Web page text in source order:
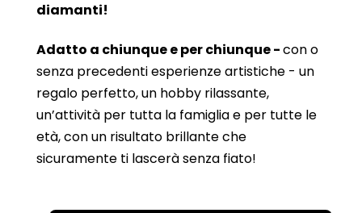
diamanti!
Adatto a chiunque e per chiunque -con o
senza precedenti esperienze artistiche - un
regalo perfetto, un hobby rilassante,
un’attività per tutta la famiglia e per tutte le
età, con un risultato brillante che
sicuramente ti lascerà senza fiato!